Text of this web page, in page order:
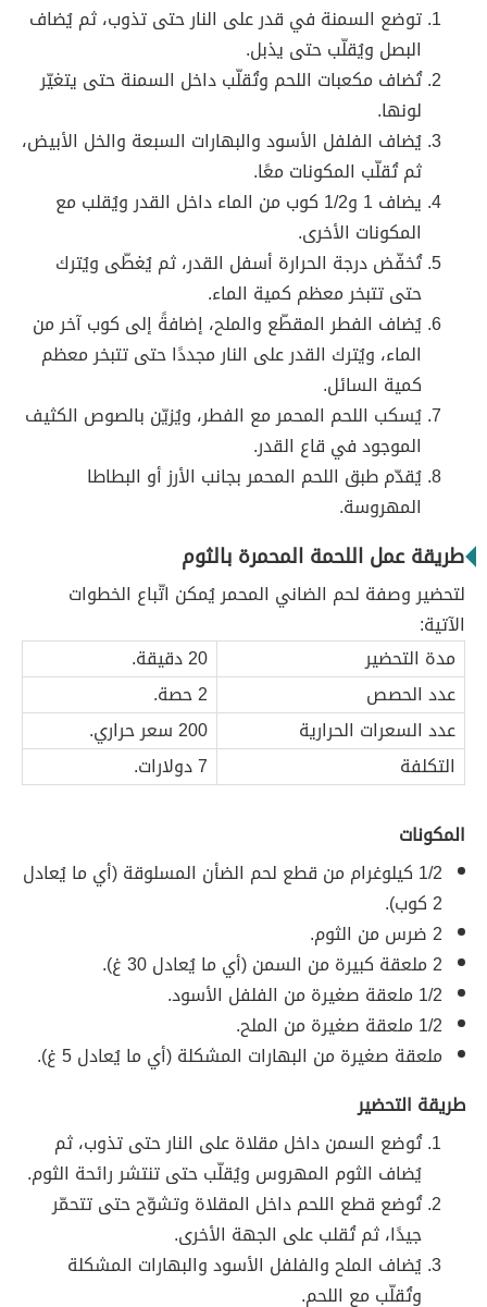
توضع السمنة في قدر على النار حتى تذوب، ثم يُضاف
البصل ويُقلّب حتى يذبل.
تُضاف مكعبات اللحم وتُقلّب داخل السمنة حتى يتغيّر
لونها.
يُضاف الفلفل الأسود والبهارات السبعة والخل الأبيض،
ثم تُقلّب المكونات معًا.
يضاف 1 و1/2 كوب من الماء داخل القدر ويُقلب مع
المكونات الأخرى.
تُخفّض درجة الحرارة أسفل القدر، ثم يُغطّى ويُترك
حتى تتبخر معظم كمية الماء.
يُضاف الفطر المقطّع والملح، إضافةً إلى كوب آخر من
الماء، ويُترك القدر على النار مجددًا حتى تتبخر معظم
كمية السائل.
يُسكب اللحم المحمر مع الفطر، ويُزيّن بالصوص الكثيف
الموجود في قاع القدر.
يُقدّم طبق اللحم المحمر بجانب الأرز أو البطاطا
المهروسة.
طريقة عمل اللحمة المحمرة بالثوم
لتحضير وصفة لحم الضاني المحمر يُمكن اتّباع الخطوات
الآتية:
مدة التحضير
20 دقيقة.
عدد الحصص
2 حصة.
عدد السعرات الحرارية
200 سعر حراري.
التكلفة
7 دولارات.
المكونات
1/2 كيلوغرام من قطع لحم الضأن المسلوقة (أي ما يُعادل
2 كوب).
2 ضرس من الثوم.
2 ملعقة كبيرة من السمن (أي ما يُعادل 30 غ).
1/2 ملعقة صغيرة من الفلفل الأسود.
1/2 ملعقة صغيرة من الملح.
ملعقة صغيرة من البهارات المشكلة (أي ما يُعادل 5 غ).
طريقة التحضير
تُوضع السمن داخل مقلاة على النار حتى تذوب، ثم
يُضاف الثوم المهروس ويُقلّب حتى تنتشر رائحة الثوم.
تُوضع قطع اللحم داخل المقلاة وتشوّح حتى تتحمّر
جيدًا، ثم تُقلب على الجهة الأخرى.
يُضاف الملح والفلفل الأسود والبهارات المشكلة
وتُقلّب مع اللحم.